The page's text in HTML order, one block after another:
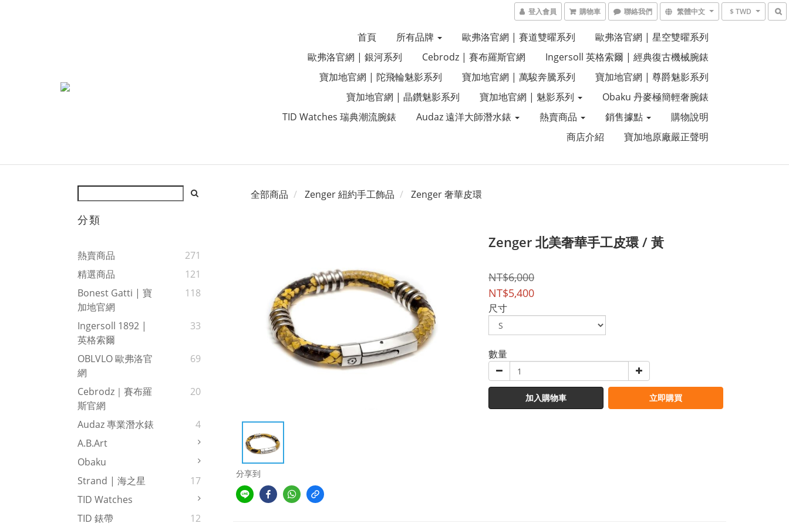
登入會員 購物車 聯絡我們 繁體中文 $ TWD
首頁 所有品牌 歐弗洛官網 | 賽道雙曜系列
歐弗洛官網 | 星空雙曜系列
歐弗洛官網 | 銀河系列
Cebrodz | 賽布羅斯官網
Ingersoll 英格索爾 | 經典復古機械腕錶
寶加地官網 | 陀飛輪魅影系列
寶加地官網 | 萬駿奔騰系列
寶加地官網 | 尊爵魅影系列
寶加地官網 | 晶鑽魅影系列
寶加地官網 | 魅影系列
Obaku 丹麥極簡輕奢腕錶
TID Watches 瑞典潮流腕錶
Audaz 遠洋大師潛水錶 熱賣商品 銷售據點
購物說明
商店介紹
寶加地原廠嚴正聲明
分類
熱賣商品
271
精選商品
121
Bonest Gatti | 寶
加地官網
118
Ingersoll 1892 |
英格索爾
33
OBLVLO 歐弗洛官
網
69
Cebrodz｜賽布羅
斯官網
20
Audaz 專業潛水錶
4
A.b.art
Obaku
Strand | 海之星
17
TID Watches
TID 錶帶
12
全部商品 Zenger 紐約手工飾品 Zenger 奢華皮環
分享到
Zenger 北美奢華手工皮環 / 黃
NT$6,000
NT$5,400
尺寸
數量
加入購物車 立即購買